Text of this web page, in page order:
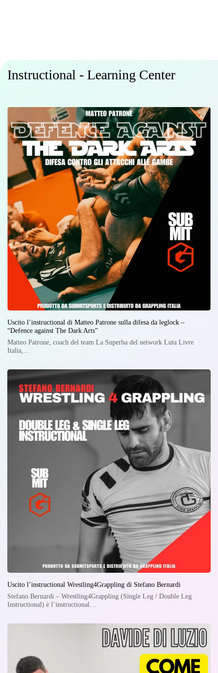
Instructional - Learning Center
Uscito l’instructional di Matteo Patrone sulla difesa da leglock –
“Defence against The Dark Arts”
Matteo Patrone, coach del team La Superba del network Luta Livre
Italia,…
Uscito l’instructional Wrestling4Grappling di Stefano Bernardi
Stefano Bernardi – Wrestling4Grappling (Single Leg / Double Leg
Instructional) è l’instructional…